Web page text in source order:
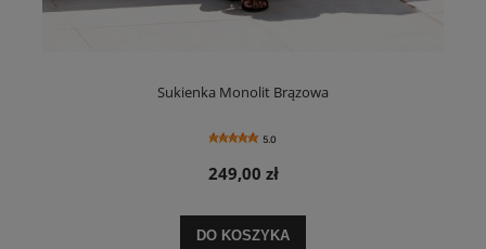
Sukienka Monolit Brązowa
5.0
249,00 zł
DO KOSZYKA